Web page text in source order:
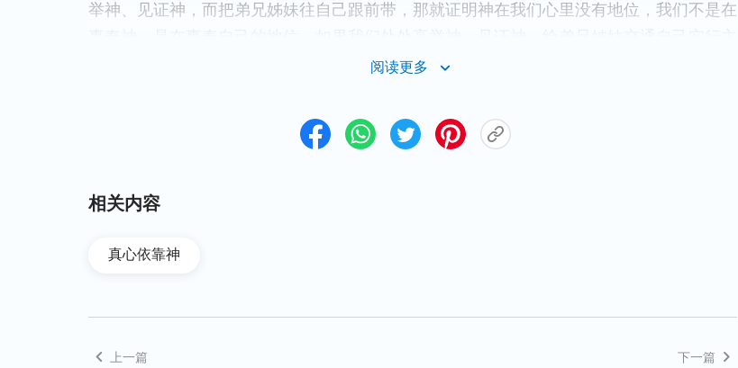
举神、见证神，而把弟兄姊妹往自己跟前带，那就证明神在我们心里没有地位，我们不是在
话语的经历见证，带领弟兄姊妹实行主的话，使弟兄姊妹也能依靠主、顺服主尊主为大，那
意。就如彼得在事奉中，只是交通主耶稣的话和自己的经历认识，让信徒都认识主耶稣对我
们的拯救与爱，不让别人崇拜他。使徒行传10章25至26节中记载：彼得一进去，哥尼流就
彼得不让别人高看他，向别人表明自己虽然能为主作工，但也是一个败坏的人，不能拜他。
么依靠仰望神了。这也是尊神为大的表现。
耶和华神说：“ （以赛亚书55:8）从中
阅读更多
相关内容
真心依靠神
上一篇 下一篇